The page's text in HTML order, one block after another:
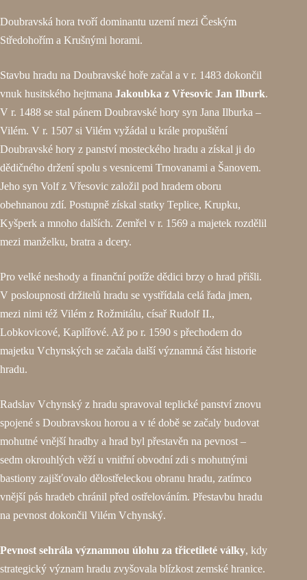
Doubravská hora tvoří dominantu uzemí mezi Českým
Středohořím a Krušnými horami.
Stavbu hradu na Doubravské hoře začal a v r. 1483 dokončil
vnuk husitského hejtmana Jakoubka z Vřesovic Jan Ilburk.
V r. 1488 se stal pánem Doubravské hory syn Jana Ilburka –
Vilém. V r. 1507 si Vilém vyžádal u krále propuštění
Doubravské hory z panství mosteckého hradu a získal ji do
dědičného držení spolu s vesnicemi Trnovanami a Šanovem.
Jeho syn Volf z Vřesovic založil pod hradem oboru
obehnanou zdí. Postupně získal statky Teplice, Krupku,
Kyšperk a mnoho dalších. Zemřel v r. 1569 a majetek rozdělil
mezi manželku, bratra a dcery.
Pro velké neshody a finanční potíže dědici brzy o hrad přišli.
V posloupnosti držitelů hradu se vystřídala celá řada jmen,
mezi nimi též Vilém z Rožmitálu, císař Rudolf II.,
Lobkovicové, Kaplířové. Až po r. 1590 s přechodem do
majetku Vchynských se začala další významná část historie
hradu.
Radslav Vchynský z hradu spravoval teplické panství znovu
spojené s Doubravskou horou a v té době se začaly budovat
mohutné vnější hradby a hrad byl přestavěn na pevnost –
sedm okrouhlých věží u vnitřní obvodní zdi s mohutnými
bastiony zajišťovalo dělostřeleckou obranu hradu, zatímco
vnější pás hradeb chránil před ostřelováním. Přestavbu hradu
na pevnost dokončil Vilém Vchynský.
Pevnost sehrála významnou úlohu za třicetileté války, kdy
strategický význam hradu zvyšovala blízkost zemské hranice.